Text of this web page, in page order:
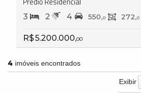
3 2 4 550,0 272,0
R$ 5.200.000,00
4 imóveis encontrados
Exibir